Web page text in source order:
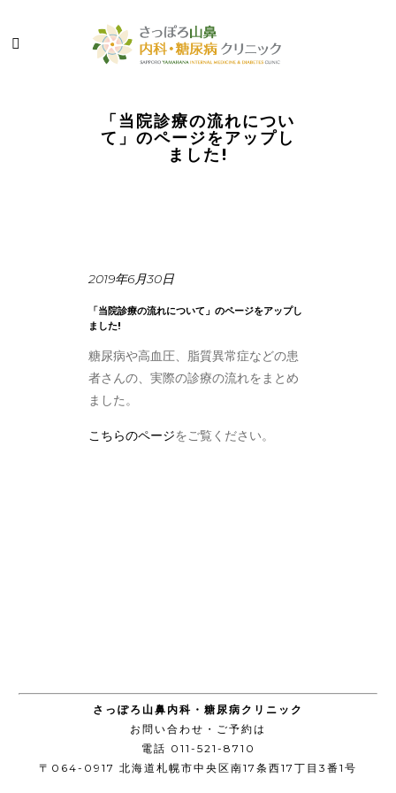
「当院診療の流れについ
て」のページをアップし
ました!
2019年6月30日
「当院診療の流れについて」のページをアップし
ました!
糖尿病や高血圧、脂質異常症などの患
者さんの、実際の診療の流れをまとめ
ました。
こちらのページをご覧ください。
さっぽろ山鼻内科・糖尿病クリニック
お問い合わせ・ご予約は
電話 011-521-8710
〒064-0917 北海道札幌市中央区南17条西17丁目3番1号